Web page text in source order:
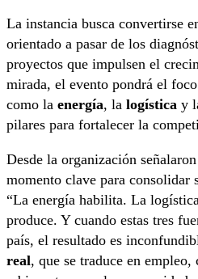
La instancia busca convertirse
orientado a pasar de los
proyectos que impulsen el
mirada, el evento pondrá el
como la energía, la logística y
pilares para fortalecer la
Desde la organización
momento clave para consolidar
“La energía habilita. La
produce. Y cuando estas tres
país, el resultado es
real, que se traduce en